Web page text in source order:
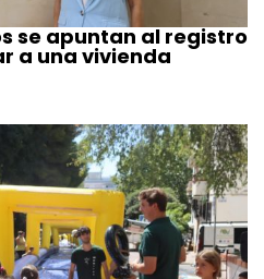
se apuntan al registro
a una vivienda